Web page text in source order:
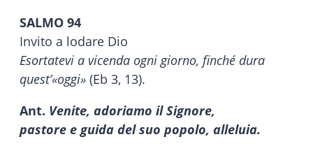
SALMO 94
Invito a lodare Dio
Esortatevi a vicenda ogni giorno, finché dura
quest’«oggi» (Eb 3, 13).
Ant. Venite, adoriamo il Signore,
pastore e guida del suo popolo, alleluia.